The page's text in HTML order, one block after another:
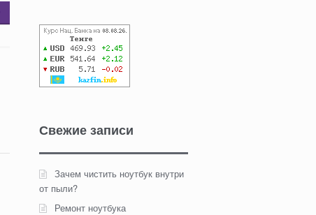
Свежие записи
Зачем чистить ноутбук внутри
от пыли?
Ремонт ноутбука